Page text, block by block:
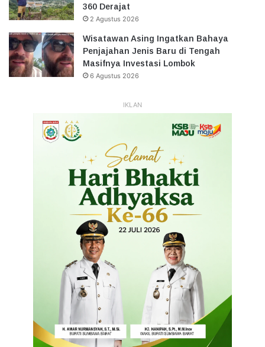
360 Derajat
2 Agustus 2026
Wisatawan Asing Ingatkan Bahaya
Penjajahan Jenis Baru di Tengah
Masifnya Investasi Lombok
6 Agustus 2026
IKLAN